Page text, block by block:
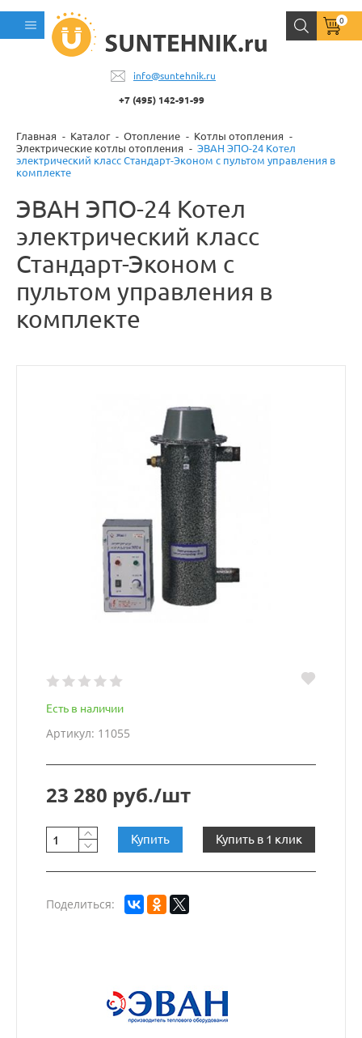
info@suntehnik.ru
+7 (495) 142-91-99
0
Главная Каталог Отопление
Котлы отопления
Электрические котлы отопления
ЭВАН ЭПО-24 Котел
электрический класс Стандарт-Эконом с пультом управления в
комплекте
ЭВАН ЭПО-24 Котел
электрический класс
Стандарт-Эконом с
пультом управления в
комплекте
Есть в наличии
Артикул: 11055
23 280 руб./шт
Купить Купить в 1 клик
Поделиться: